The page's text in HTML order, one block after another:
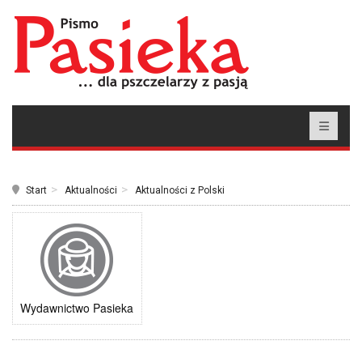
Start Aktualności Aktualności z Polski
Wydawnictwo Pasieka